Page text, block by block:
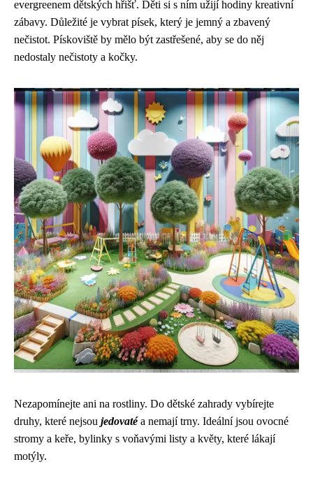
evergreenem dětských hřišť. Děti si s ním užijí hodiny kreativní
zábavy. Důležité je vybrat písek, který je jemný a zbavený
nečistot. Pískoviště by mělo být zastřešené, aby se do něj
nedostaly nečistoty a kočky.
Nezapomínejte ani na rostliny. Do dětské zahrady vybírejte
druhy, které nejsou jedovatéa nemají trny. Ideální jsou ovocné
stromy a keře, bylinky s voňavými listy a květy, které lákají
motýly.